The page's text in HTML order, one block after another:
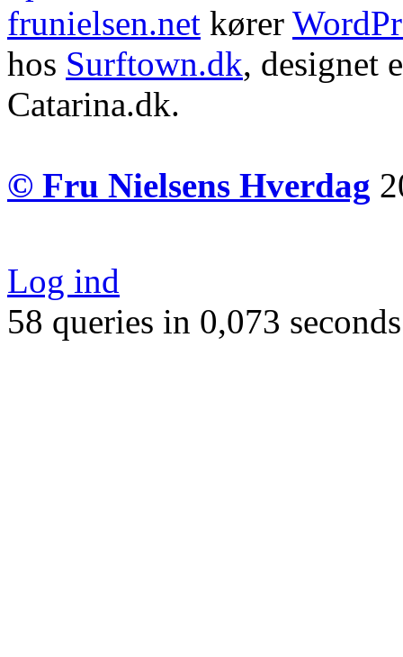
frunielsen.net kører
hos Surftown.dk, designet
Catarina.dk.
© Fru Nielsens Hverdag
Log ind
58 queries in 0,073